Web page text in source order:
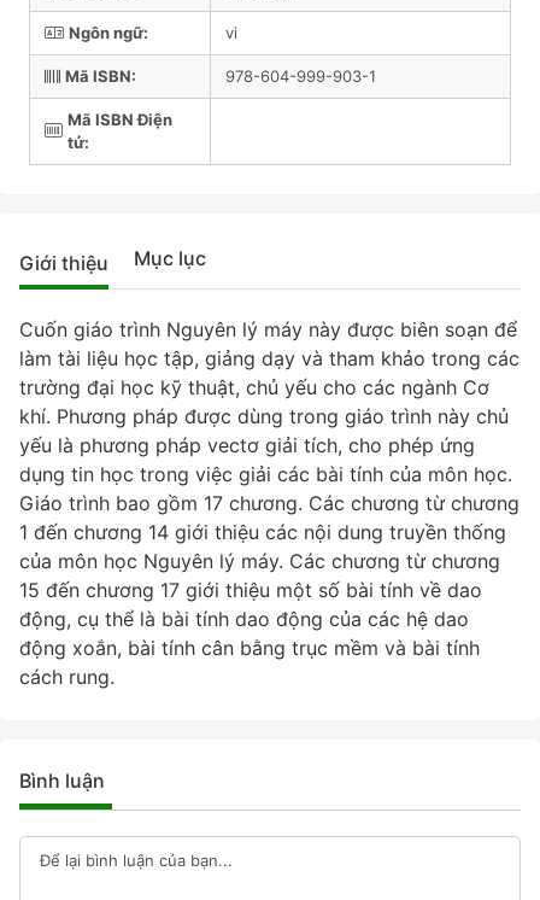
Ngôn ngữ: vi
Mã ISBN: 978-604-999-903-1
Mã ISBN Điện
tử:
Giới thiệu Mục lục
Cuốn giáo trình Nguyên lý máy này được biên soạn để
làm tài liệu học tập, giảng dạy và tham khảo trong các
trường đại học kỹ thuật, chủ yếu cho các ngành Cơ
khí. Phương pháp được dùng trong giáo trình này chủ
yếu là phương pháp vectơ giải tích, cho phép ứng
dụng tin học trong việc giải các bài tính của môn học.
Giáo trình bao gồm 17 chương. Các chương từ chương
1 đến chương 14 giới thiệu các nội dung truyền thống
của môn học Nguyên lý máy. Các chương từ chương
15 đến chương 17 giới thiệu một số bài tính về dao
động, cụ thể là bài tính dao động của các hệ dao
động xoắn, bài tính cân bằng trục mềm và bài tính
cách rung.
Bình luận